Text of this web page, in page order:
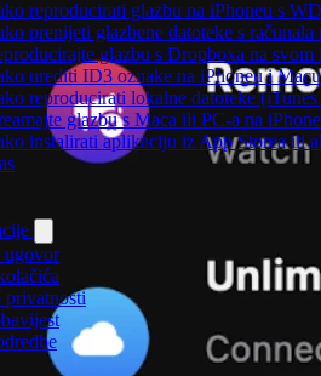
reproducirati glazbu na iPhoneu s
prenijeti glazbene datoteke s
glazbu s Dropboxa na
urediti ID3 oznake na iPhoneu i Macu
reproducirati lokalne datoteke
glazbu s Maca ili PC-a na
instalirati aplikaciju iz App Storea ili
ugovor
privatnosti